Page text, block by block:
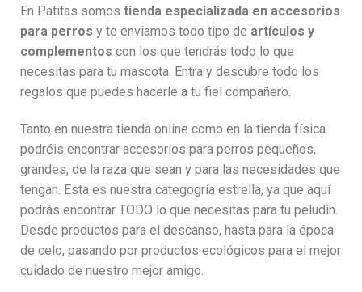
En Patitas somos tienda especializada en accesorios
para perros y te enviamos todo tipo de artículos y
complementos con los que tendrás todo lo que
necesitas para tu mascota. Entra y descubre todo los
regalos que puedes hacerle a tu fiel compañero.
Tanto en nuestra tienda online como en la tienda física
podréis encontrar accesorios para perros pequeños,
grandes, de la raza que sean y para las necesidades que
tengan. Esta es nuestra categogría estrella, ya que aquí
podrás encontrar TODO lo que necesitas para tu peludín.
Desde productos para el descanso, hasta para la época
de celo, pasando por productos ecológicos para el mejor
cuidado de nuestro mejor amigo.